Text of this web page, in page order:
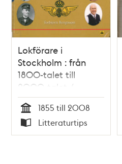
Lokförare i
Stockholm : från
1800-talet till
2000-talet /
Torbjörn Bengtsson
Tid
1855 till 2008
Typ
Litteraturtips